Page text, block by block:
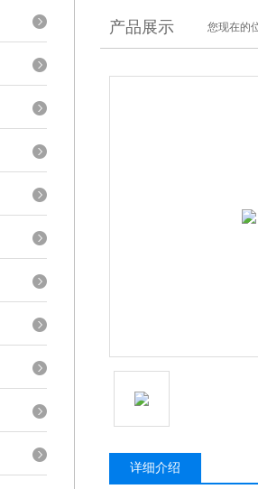
产品展示 您现在的
详细介绍